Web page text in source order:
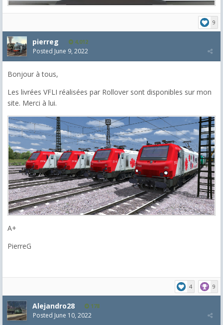
9
pierreg 4,012
Posted June 9, 2022
Bonjour à tous,
Les livrées VFLI réalisées par Rollover sont disponibles sur mon
site. Merci à lui.
A+
PierreG
4 9
Alejandro28 178
Posted June 10, 2022